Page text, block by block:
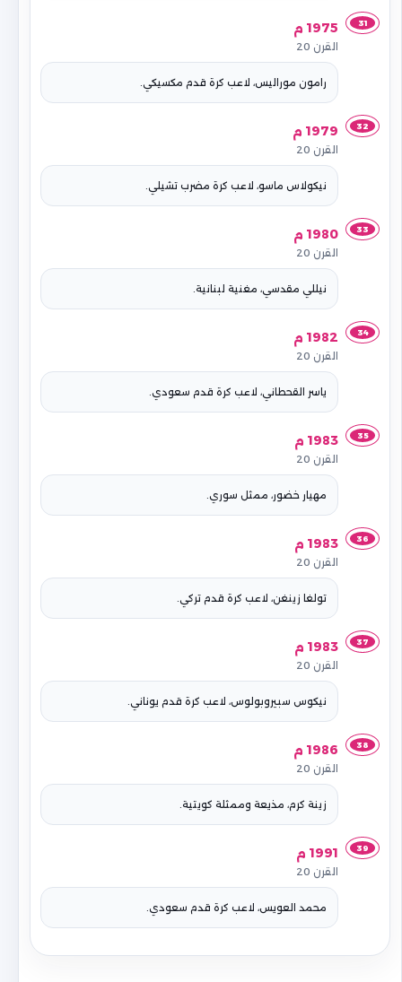
31 1975 م
القرن 20
رامون موراليس، لاعب كرة قدم مكسيكي.
32 1979 م
القرن 20
نيكولاس ماسو، لاعب كرة مضرب تشيلي.
33 1980 م
القرن 20
نيللي مقدسي، مغنية لبنانية.
34 1982 م
القرن 20
ياسر القحطاني، لاعب كرة قدم سعودي.
35 1983 م
القرن 20
مهيار خضور، ممثل سوري.
36 1983 م
القرن 20
تولغا زينغن، لاعب كرة قدم تركي.
37 1983 م
القرن 20
نيكوس سبيروبولوس، لاعب كرة قدم يوناني.
38 1986 م
القرن 20
زينة كرم، مذيعة وممثلة كويتية.
39 1991 م
القرن 20
محمد العويس، لاعب كرة قدم سعودي.